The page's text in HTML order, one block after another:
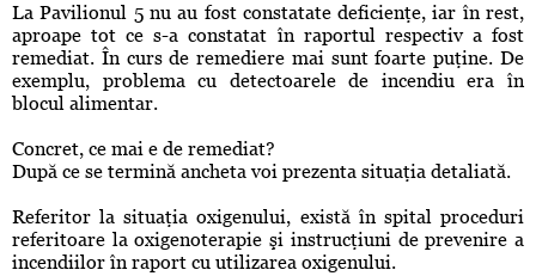
La Pavilionul 5 nu au fost constatate deficienţe, iar în rest,
aproape tot ce s-a constatat în raportul respectiv a fost
remediat. În curs de remediere mai sunt foarte puţine. De
exemplu, problema cu detectoarele de incendiu era în
blocul alimentar.
Concret, ce mai e de remediat?
După ce se termină ancheta voi prezenta situaţia detaliată.
Referitor la situaţia oxigenului, există în spital proceduri
referitoare la oxigenoterapie şi instrucţiuni de prevenire a
incendiilor în raport cu utilizarea oxigenului.